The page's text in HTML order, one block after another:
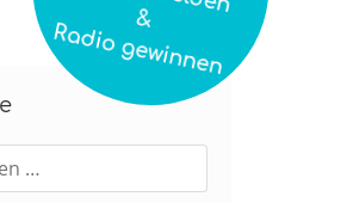
&
Radio gewinnen